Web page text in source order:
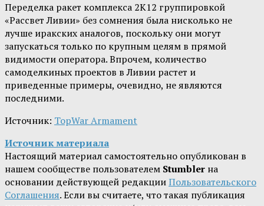
Переделка ракет комплекса 2K12 группировкой
«Рассвет Ливии» без сомнения была нисколько не
лучше иракских аналогов, поскольку они могут
запускаться только по крупным целям в прямой
видимости оператора. Впрочем, количество
самоделкиных проектов в Ливии растет и
приведенные примеры, очевидно, не являются
последними.
Источник: TopWar Armament
Источник материала
Настоящий материал самостоятельно опубликован в
нашем сообществе пользователем Stumbler на
основании действующей редакцииПользовательского
Соглашения. Если вы считаете, что такая публикация